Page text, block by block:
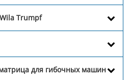
Trumpf
для гибочных машин